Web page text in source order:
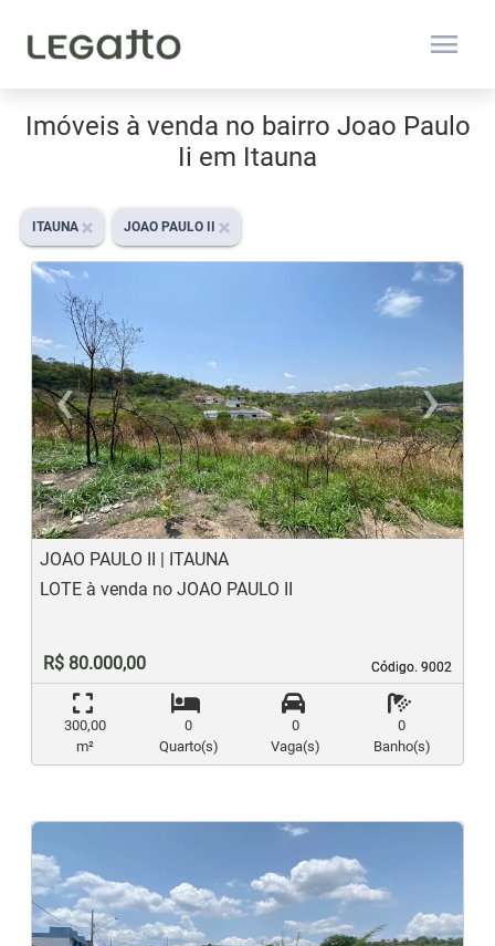
menu
Imóveis à venda no bairro Joao Paulo
Ii em Itauna
ITAUNA JOAO PAULO II
‹
Previous
›
JOAO PAULO II | ITAUNA
Código. 9002
Código. 9002
LOTE à venda no JOAO PAULO II
R$ 80.000,00
300,00
m²
0
Quarto(s)
0
Vaga(s)
0
Banho(s)